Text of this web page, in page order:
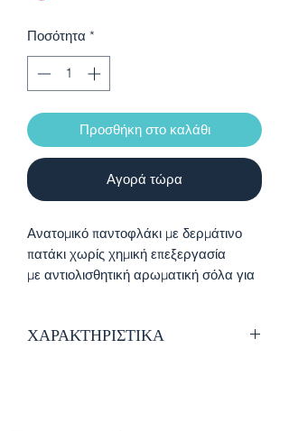
Ποσότητα *
Προσθήκη στο καλάθι
Αγορά τώρα
Ανατομικό παντοφλάκι με δερμάτινο
πατάκι χωρίς χημική επεξεργασία
με αντιολισθητική αρωματική σόλα για
ΧΑΡΑΚΤΗΡΙΣΤΙΚΑ